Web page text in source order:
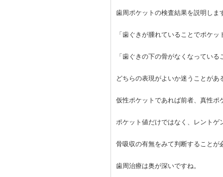
歯周ポケットの検査結果を説明しま
「歯ぐきが腫れていることでポケ
「歯ぐきの下の骨がなくなってい
どちらの表現がよいか迷うことがあ
仮性ポケットであれば前者、真性
ポケット値だけではなく、レントゲ
骨吸収の有無をみて判断することが
歯周治療は奥が深いですね。